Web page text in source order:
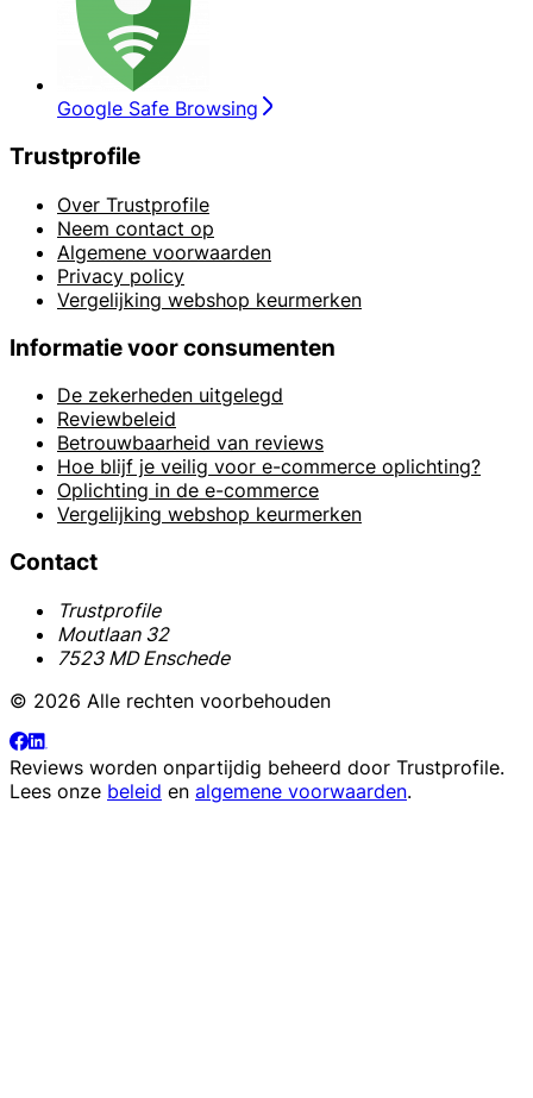
Google Safe Browsing
Trustprofile
Over Trustprofile
Neem contact op
Algemene voorwaarden
Privacy policy
Vergelijking webshop keurmerken
Informatie voor consumenten
De zekerheden uitgelegd
Reviewbeleid
Betrouwbaarheid van reviews
Hoe blijf je veilig voor e-commerce oplichting?
Oplichting in de e-commerce
Vergelijking webshop keurmerken
Contact
Trustprofile
Moutlaan 32
7523 MD Enschede
© 2026 Alle rechten voorbehouden
Reviews worden onpartijdig beheerd door Trustprofile.
Lees onze beleid en algemene voorwaarden.